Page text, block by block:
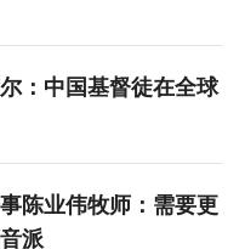
：中国基督徒在全球
陈业伟牧师：需要更
派